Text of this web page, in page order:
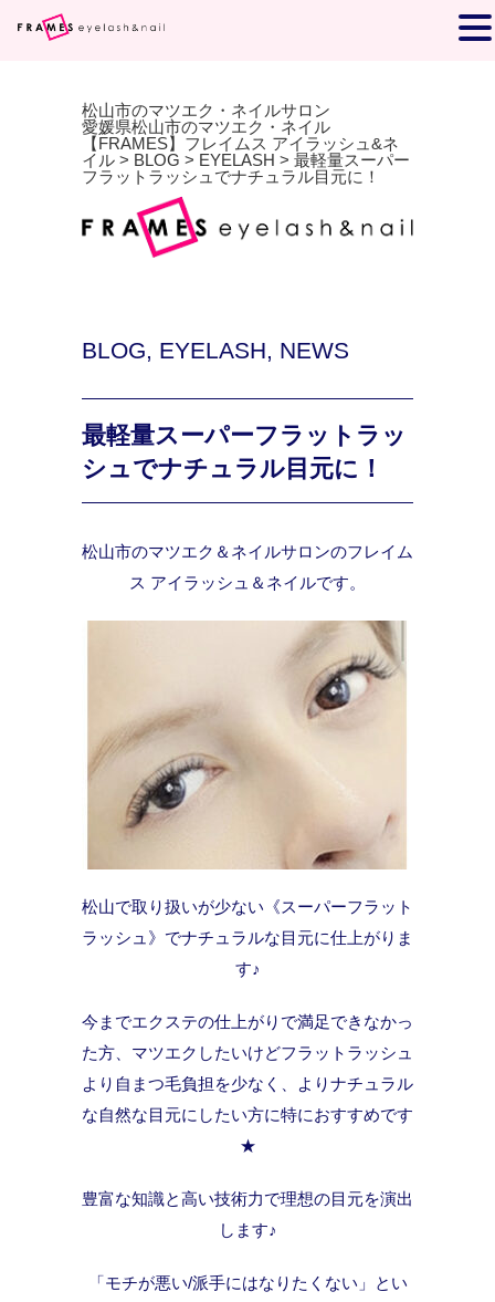
松山市のマツエク・ネイルサロン
愛媛県松山市のマツエク・ネイル
【FRAMES】フレイムス アイラッシュ&ネ
イル > BLOG > EYELASH > 最軽量スーパー
フラットラッシュでナチュラル目元に！
BLOG, EYELASH, NEWS
最軽量スーパーフラットラッ
シュでナチュラル目元に！
松山市のマツエク＆ネイルサロンのフレイム
ス アイラッシュ＆ネイルです。
松山で取り扱いが少ない《スーパーフラット
ラッシュ》でナチュラルな目元に仕上がりま
す♪
今までエクステの仕上がりで満足できなかっ
た方、マツエクしたいけどフラットラッシュ
より自まつ毛負担を少なく、よりナチュラル
な自然な目元にしたい方に特におすすめです
★
豊富な知識と高い技術力で理想の目元を演出
します♪
「モチが悪い/派手にはなりたくない」とい